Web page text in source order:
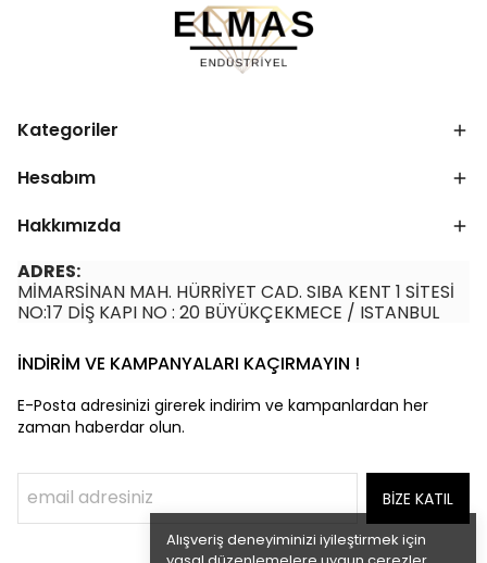
Alışveriş deneyiminizi iyileştirmek için
Kategoriler
Hesabım
Hakkımızda
ADRES:
MİMARSİNAN MAH. HÜRRİYET CAD. SIBA KENT 1 SİTESİ
NO:17 DİŞ KAPI NO : 20 BÜYÜKÇEKMECE / ISTANBUL
İNDİRİM VE KAMPANYALARI KAÇIRMAYIN !
E-Posta adresinizi girerek indirim ve kampanlardan her
zaman haberdar olun.
BİZE KATIL